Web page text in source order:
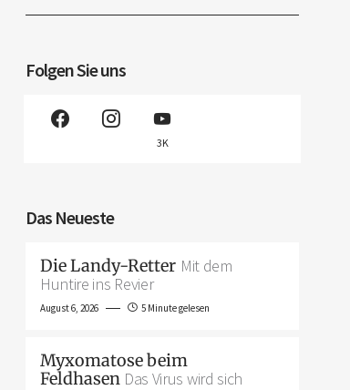
Folgen Sie uns
3K
Das Neueste
Die Landy-Retter Mit dem
Huntire ins Revier
August 6, 2026 5 Minute gelesen
Myxomatose beim
Feldhasen Das Virus wird sich